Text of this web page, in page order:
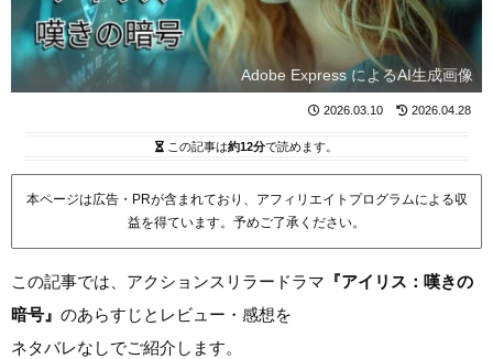
Adobe Express によるAI生成画像
2026.03.10 2026.04.28
この記事は約12分で読めます。
本ページは広告・PRが含まれており、アフィリエイトプログラムによる収
益を得ています。予めご了承ください。
この記事では、アクションスリラードラマ 『アイリス：嘆きの
暗号』 のあらすじとレビュー・感想を
ネタバレなしでご紹介します。